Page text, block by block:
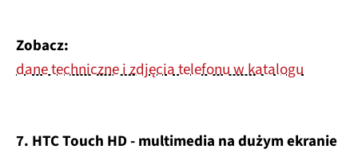
Zobacz:
dane techniczne i zdjęcia telefonu w katalogu
7. HTC Touch HD - multimedia na dużym ekranie